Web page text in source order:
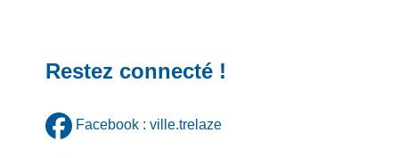
Restez connecté !
Facebook : ville.trelaze